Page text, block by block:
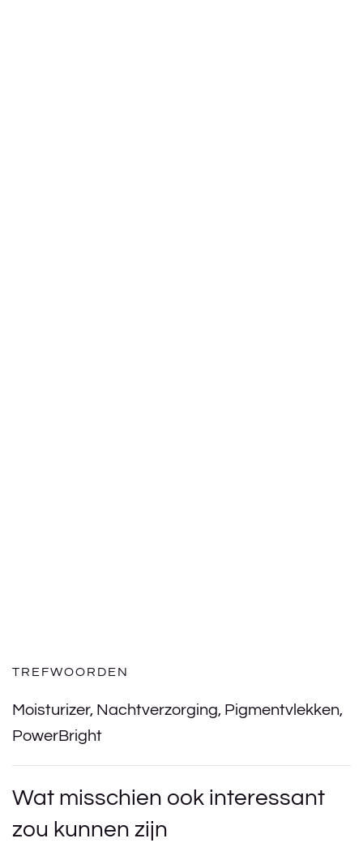
TREFWOORDEN
Moisturizer, Nachtverzorging, Pigmentvlekken,
PowerBright
Wat misschien ook interessant
zou kunnen zijn